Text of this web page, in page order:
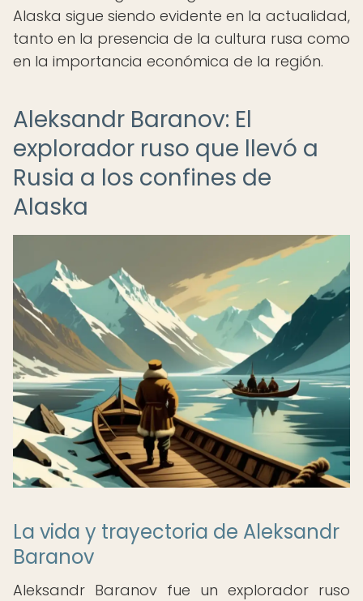
Alaska sigue siendo evidente en la actualidad,
tanto en la presencia de la cultura rusa como
en la importancia económica de la región.
Aleksandr Baranov: El
explorador ruso que llevó a
Rusia a los confines de
Alaska
La vida y trayectoria de Aleksandr
Baranov
Aleksandr Baranov fue un explorador ruso